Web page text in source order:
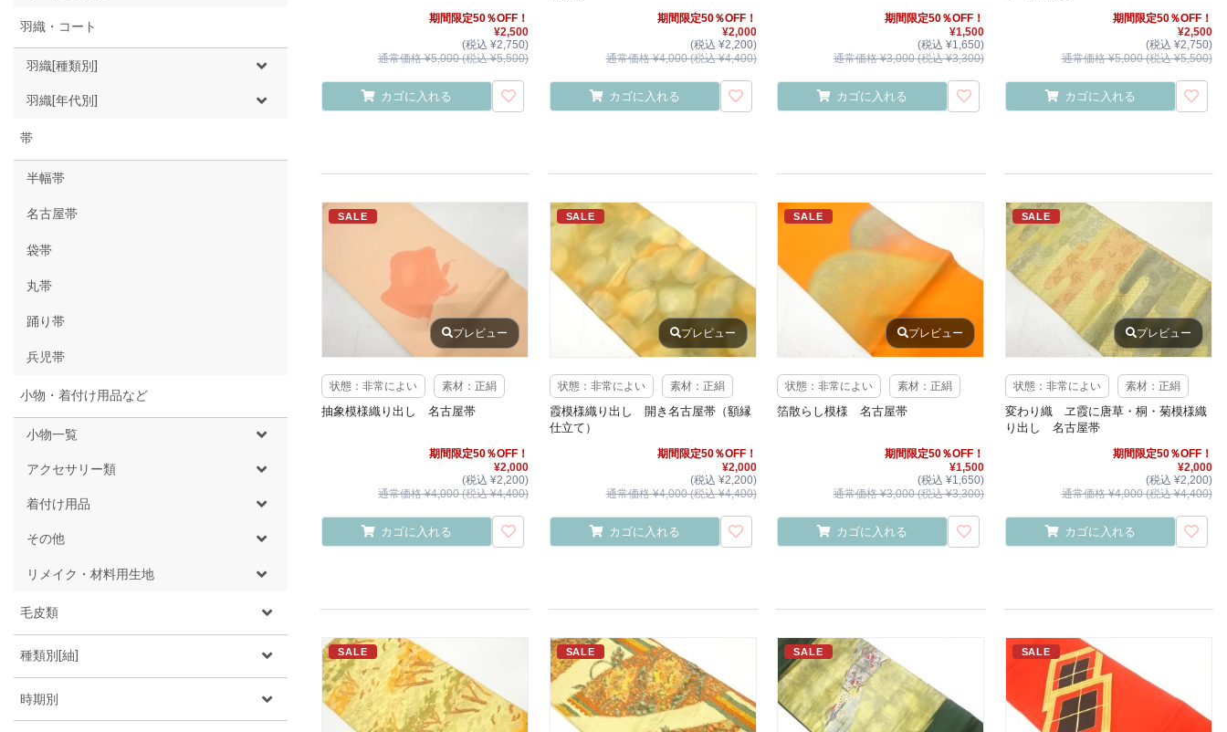
羽織・コート
羽織[種類別]
羽織[年代別]
帯
半幅帯
名古屋帯
袋帯
丸帯
踊り帯
兵児帯
小物・着付け用品など
小物一覧
アクセサリー類
着付け用品
その他
リメイク・材料用生地
毛皮類
種類別[紬]
時期別
期間限定50％OFF！
¥2,500
(税込 ¥2,750)
通常価格 ¥5,000 (税込 ¥5,500)
カゴに入れる
期間限定50％OFF！
¥2,000
(税込 ¥2,200)
通常価格 ¥4,000 (税込 ¥4,400)
カゴに入れる
期間限定50％OFF！
¥1,500
(税込 ¥1,650)
通常価格 ¥3,000 (税込 ¥3,300)
カゴに入れる
期間限定50％OFF！
¥2,500
(税込 ¥2,750)
通常価格 ¥5,000 (税込 ¥5,500)
カゴに入れる
SALE
プレビュー
状態：非常によい 素材：正絹
抽象模様織り出し 名古屋帯
期間限定50％OFF！
¥2,000
(税込 ¥2,200)
通常価格 ¥4,000 (税込 ¥4,400)
カゴに入れる
SALE
プレビュー
状態：非常によい 素材：正絹
霞模様織り出し 開き名古屋帯（額縁
仕立て）
期間限定50％OFF！
¥2,000
(税込 ¥2,200)
通常価格 ¥4,000 (税込 ¥4,400)
カゴに入れる
SALE
プレビュー
状態：非常によい 素材：正絹
箔散らし模様 名古屋帯
期間限定50％OFF！
¥1,500
(税込 ¥1,650)
通常価格 ¥3,000 (税込 ¥3,300)
カゴに入れる
SALE
プレビュー
状態：非常によい 素材：正絹
変わり織 ヱ霞に唐草・桐・菊模様織
り出し 名古屋帯
期間限定50％OFF！
¥2,000
(税込 ¥2,200)
通常価格 ¥4,000 (税込 ¥4,400)
カゴに入れる
SALE SALE SALE SALE